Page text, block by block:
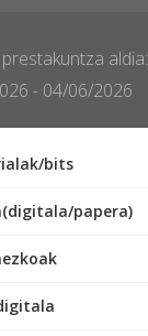
aldia:
- 04/06/2026
bits
papera)